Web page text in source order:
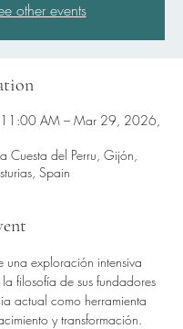
other events
AM – Mar 29, 2026,
Cuesta del Perru, Gijón,
Spain
una exploración intensiva
filosofía de sus fundadores
actual como herramienta
y transformación.